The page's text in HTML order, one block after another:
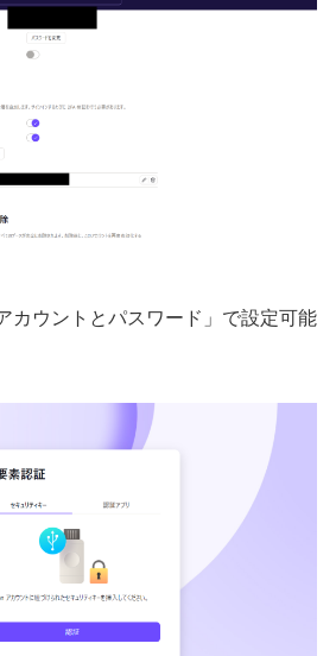
カウントとパスワード」で設定可能